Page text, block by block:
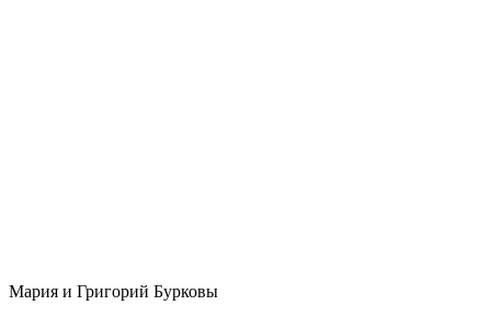
Мария и Григорий Бурковы